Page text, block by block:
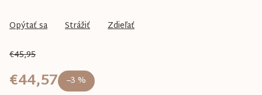
€45,95
–3 %
€44,57
Opýtať sa Strážiť Zdieľať